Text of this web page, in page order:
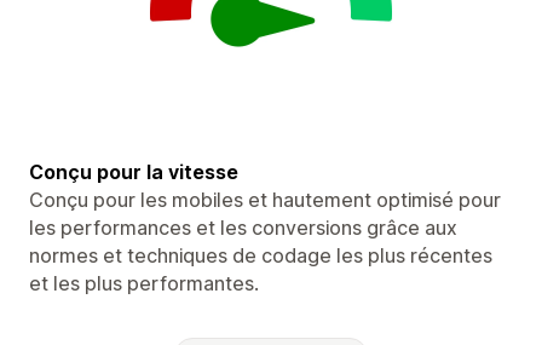
Conçu pour la vitesse
Conçu pour les mobiles et hautement optimisé pour
les performances et les conversions grâce aux
normes et techniques de codage les plus récentes
et les plus performantes.